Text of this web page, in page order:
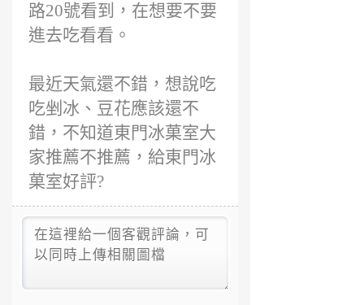
路20號看到，在想要不要
進去吃看看。
最近天氣還不錯，想說吃
吃剉冰、豆花應該還不
錯，不知道東門冰菓室大
家推薦不推薦，給東門冰
菓室好評?